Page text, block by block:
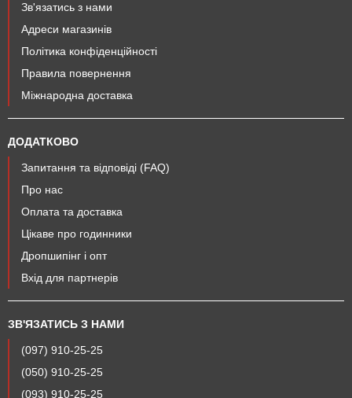
Зв'язатись з нами
Адреси магазинів
Політика конфіденційності
Правила повернення
Міжнародна доставка
ДОДАТКОВО
Запитання та відповіді (FAQ)
Про нас
Оплата та доставка
Цікаве про годинники
Дропшипінг і опт
Вхід для партнерів
ЗВ'ЯЗАТИСЬ З НАМИ
(097) 910-25-25
(050) 910-25-25
(093) 910-25-25